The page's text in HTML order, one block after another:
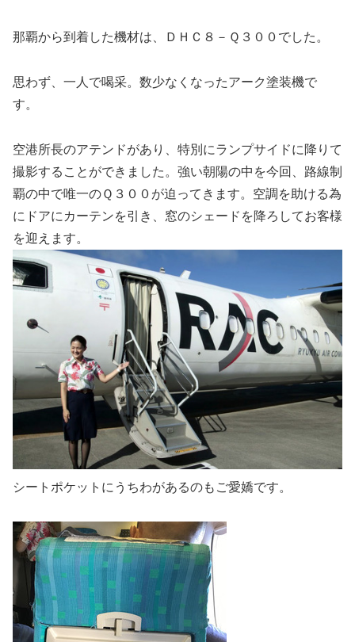
那覇から到着した機材は、ＤＨＣ８－Ｑ３００でした。
思わず、一人で喝采。数少なくなったアーク塗装機で
す。
空港所長のアテンドがあり、特別にランプサイドに降りて
撮影することができました。強い朝陽の中を今回、路線制
覇の中で唯一のＱ３００が迫ってきます。空調を助ける為
にドアにカーテンを引き、窓のシェードを降ろしてお客様
を迎えます。
シートポケットにうちわがあるのもご愛嬌です。